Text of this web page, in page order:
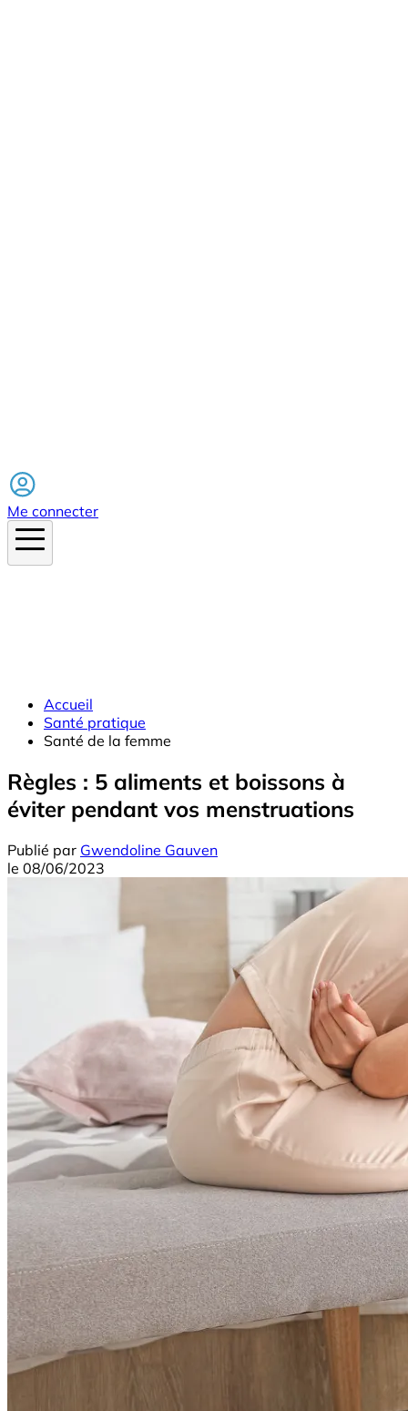
Me connecter
Accueil
Santé pratique
Santé de la femme
Règles : 5 aliments et boissons à
éviter pendant vos menstruations
Publié par Gwendoline Gauven
le 08/06/2023